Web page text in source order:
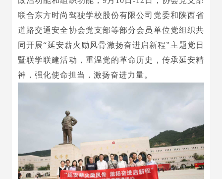
联合东方时尚驾驶学校股份有限公司党委和陕西省
道路交通安全协会党支部等部分会员单位党组织共
同开展“延安薪火励风骨激扬奋进启新程”主题党日
暨联学联建活动，重温党的革命历史，传承延安精
神，强化使命担当，激扬奋进力量。